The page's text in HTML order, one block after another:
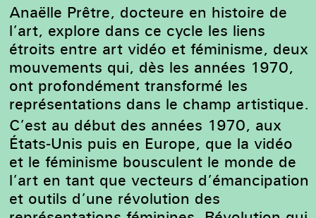
Anaëlle Prêtre, docteure en histoire de
l’art, explore dans ce cycle les liens
étroits entre art vidéo et féminisme, deux
mouvements qui, dès les années 1970,
ont profondément transformé les
représentations dans le champ artistique.
C’est au début des années 1970, aux
États-Unis puis en Europe, que la vidéo
et le féminisme bousculent le monde de
l’art en tant que vecteurs d’émancipation
et outils d’une révolution des